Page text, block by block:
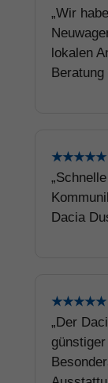
„Wir
lokalen
★★★★★
Dacia
★★★★★
„Der